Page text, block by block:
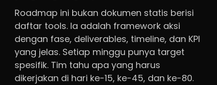
Roadmap ini bukan dokumen statis berisi
daftar tools. Ia adalah framework aksi
dengan fase, deliverables, timeline, dan KPI
yang jelas. Setiap minggu punya target
spesifik. Tim tahu apa yang harus
dikerjakan di hari ke-15, ke-45, dan ke-80.